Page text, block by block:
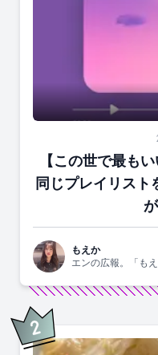
【この世で最もいい
【この世で最も
同じプレイリスト
もえか
エンの広報。「も
2位